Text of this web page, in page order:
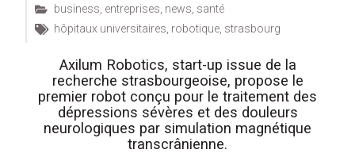
business entreprises news santé
hôpitaux universitaires robotique strasbourg
Axilum Robotics, start-up issue de la
recherche strasbourgeoise, propose le
premier robot conçu pour le traitement des
dépressions sévères et des douleurs
neurologiques par simulation magnétique
transcrânienne.